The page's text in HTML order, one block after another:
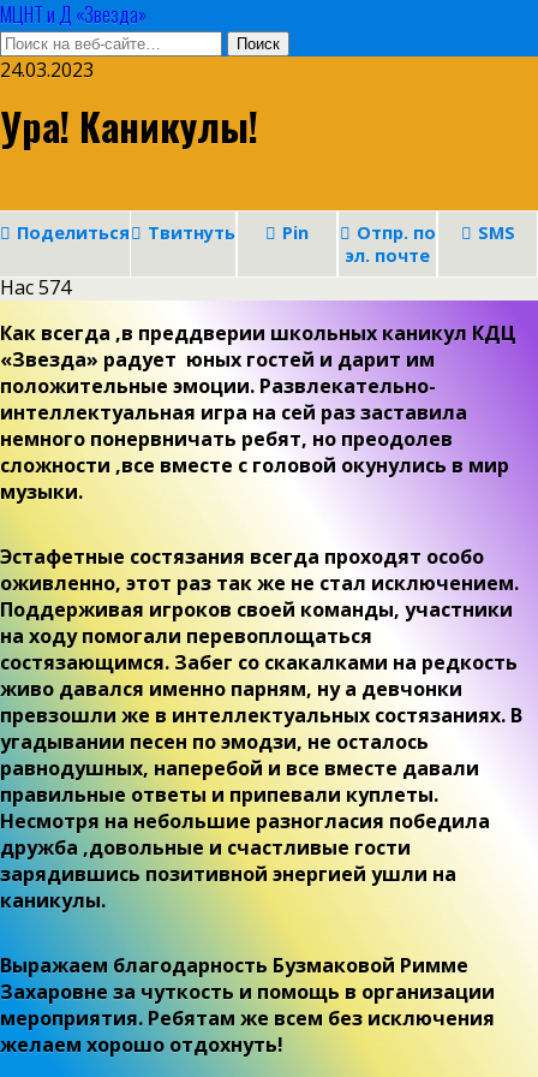
МЦНТ и Д «Звезда»
24.03.2023
Ура! Каникулы!
Поделиться Твитнуть Pin
Отпр. по
эл. почте
SMS
Нас574
Как всегда ,в преддверии школьных каникул КДЦ
«Звезда» радует юных гостей и дарит им
положительные эмоции. Развлекательно-
интеллектуальная игра на сей раз заставила
немного понервничать ребят, но преодолев
сложности ,все вместе с головой окунулись в мир
музыки.
Эстафетные состязания всегда проходят особо
оживленно, этот раз так же не стал исключением.
Поддерживая игроков своей команды, участники
на ходу помогали перевоплощаться
состязающимся. Забег со скакалками на редкость
живо давался именно парням, ну а девчонки
превзошли же в интеллектуальных состязаниях. В
угадывании песен по эмодзи, не осталось
равнодушных, наперебой и все вместе давали
правильные ответы и припевали куплеты.
Несмотря на небольшие разногласия победила
дружба ,довольные и счастливые гости
зарядившись позитивной энергией ушли на
каникулы.
Выражаем благодарность Бузмаковой Римме
Захаровне за чуткость и помощь в организации
мероприятия. Ребятам же всем без исключения
желаем хорошо отдохнуть!